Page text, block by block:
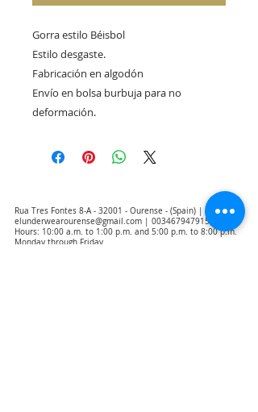
Gorra estilo Béisbol
Estilo desgaste.
Fabricación en algodón
Envío en bolsa burbuja para no
deformación.
Rua Tres Fontes 8-A - 32001 - Ourense - (Spain) |
elunderwearourense@gmail.com
0034679479159
Hours: 10:00 a.m. to 1:00 p.m. and 5:00 p.m. to 8:00 p.m.
Monday through Friday